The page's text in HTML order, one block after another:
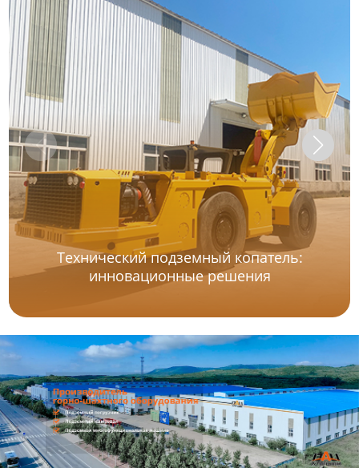
Технический подземный копатель:
инновационные решения